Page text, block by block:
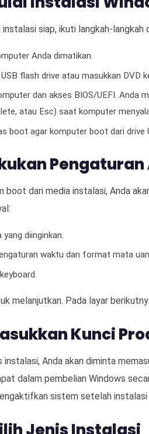
siap, ikuti langkah-langkah
Anda dimatikan.
flash drive atau masukkan DVD
dan akses BIOS/UEFI. Anda
atau Esc) saat komputer
boot agar komputer boot dari drive
Pengaturan
boot dari media instalasi, Anda
yang diinginkan.
waktu dan format mata
melanjutkan. Pada layar
Kunci
instalasi, Anda akan diminta
dalam pembelian Windows
sistem setelah instalasi